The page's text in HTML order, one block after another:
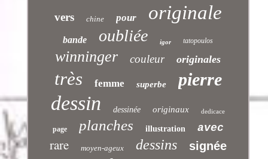
vers chine pour originale
bande oubliée igor tatopoulos
winninger couleur originales
très femme superbe pierre
dessin dessinée originaux dedicace
page planches illustration avec
rare moyen-ageux dessins signée